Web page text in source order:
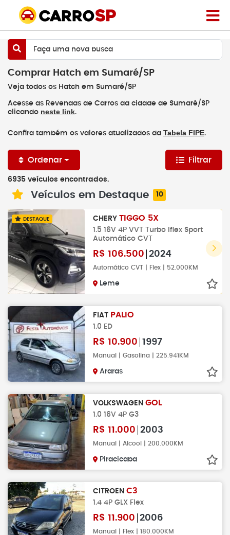
Faça uma nova busca
Comprar Hatch em Sumaré/SP
Veja todos os Hatch em Sumaré/SP
Acesse as Revendas de Carros da cidade de Sumaré/SP
clicando neste link.
Confira também os valores atualizados da Tabela FIPE.
Ordenar Filtrar
6935 veículos encontrados.
Veículos em Destaque 10
DESTAQUE CHERY TIGGO 5X
1.5 16V 4P VVT Turbo Iflex Sport
Automático CVT
R$ 106.500 2024
Automático CVT | Flex | 52.000KM
Leme
FIAT PALIO
1.0 ED
R$ 10.900 1997
Manual | Gasolina | 225.941KM
Araras
VOLKSWAGEN GOL
1.0 16V 4P G3
R$ 11.000 2003
Manual | Alcool | 200.000KM
Piracicaba
CITROEN C3
1.4 4P GLX Flex
R$ 11.900 2006
Manual | Flex | 180.000KM